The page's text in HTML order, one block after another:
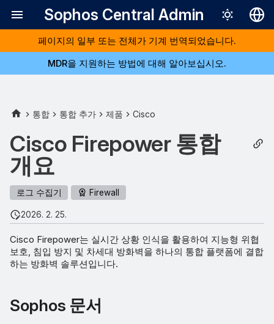
Sophos Central Admin
Deutsch
English
Italiano
日本語
中文（繁體）
페이지의 일부 또는 전체가 기계 번역되었습니다.
MDR을 지원하는 방법에 대해 알아보십시오.
통합 통합 추가 제품 Cisco
Cisco Firepower 통합
개요
로그 수집기 Firewall
2026. 2. 25.
Cisco Firepower는 실시간 상황 인식을 활용하여 지능형 위협
보호, 침입 방지 및 차세대 방화벽을 하나의 통합 플랫폼에 결합
하는 방화벽 솔루션입니다.
Sophos 문서